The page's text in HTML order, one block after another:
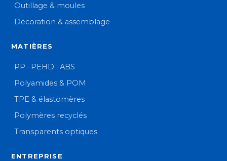
Outillage & moules
Décoration & assemblage
MATIÈRES
PP · PEHD · ABS
Polyamides & POM
TPE & élastomères
Polymères recyclés
Transparents optiques
ENTREPRISE